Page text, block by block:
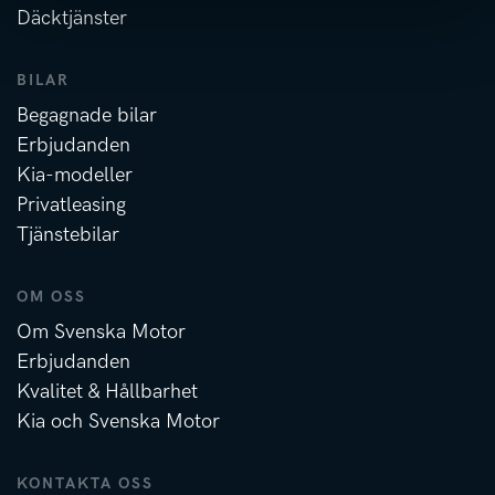
Däcktjänster
BILAR
Begagnade bilar
Erbjudanden
Kia-modeller
Privatleasing
Tjänstebilar
OM OSS
Om Svenska Motor
Erbjudanden
Kvalitet & Hållbarhet
Kia och Svenska Motor
KONTAKTA OSS